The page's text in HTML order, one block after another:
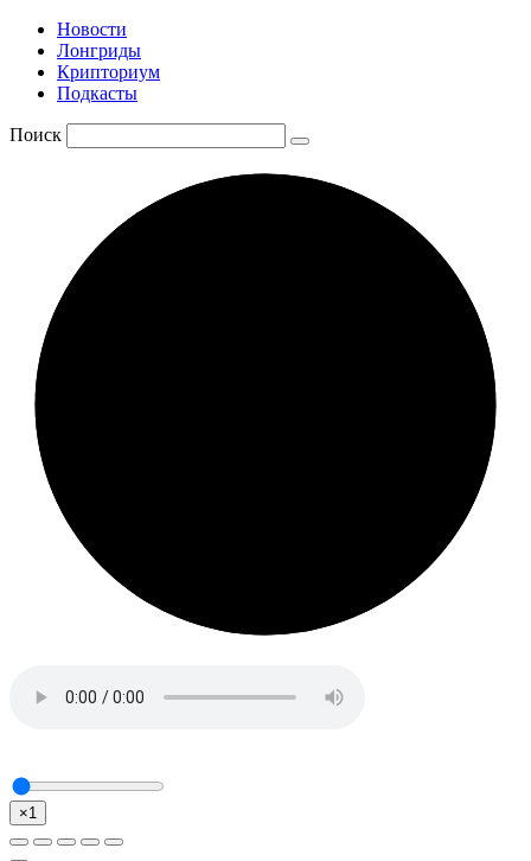
Новости
Лонгриды
Крипториум
Подкасты
Поиск
×1